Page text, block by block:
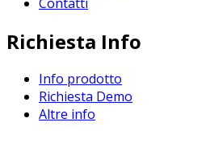
Richiesta Info
Info prodotto
Richiesta Demo
Altre info